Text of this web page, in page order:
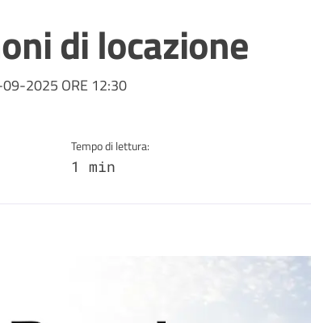
di locazione
09-2025 ORE 12:30
Tempo di lettura:
1 min